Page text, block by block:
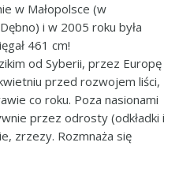
w Małopolsce (w
i w 2005 roku była
461 cm!
od Syberii, przez Europę
przed rozwojem liści,
co roku. Poza nasionami
przez odrosty (odkładki i
zrzezy. Rozmnaża się